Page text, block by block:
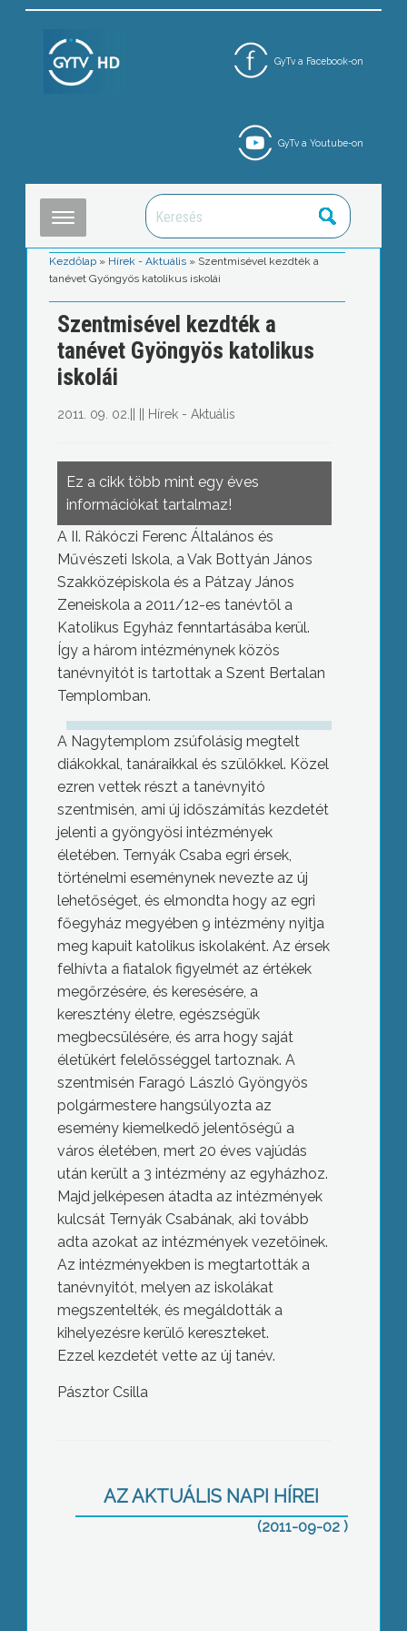
GyTv a Facebook-on
GyTv a Youtube-on
Kezdőlap » Hírek - Aktuális » Szentmisével kezdték a
tanévet Gyöngyös katolikus iskolái
Szentmisével kezdték a
tanévet Gyöngyös katolikus
iskolái
2011. 09. 02. Hírek - Aktuális
Ez a cikk több mint egy éves
információkat tartalmaz!
A II. Rákóczi Ferenc Általános és
Művészeti Iskola, a Vak Bottyán János
Szakközépiskola és a Pátzay János
Zeneiskola a 2011/12-es tanévtől a
Katolikus Egyház fenntartásába kerül.
Így a három intézménynek közös
tanévnyitót is tartottak a Szent Bertalan
Templomban.
A Nagytemplom zsúfolásig megtelt
diákokkal, tanáraikkal és szülőkkel. Közel
ezren vettek részt a tanévnyitó
szentmisén, ami új időszámítás kezdetét
jelenti a gyöngyösi intézmények
életében. Ternyák Csaba egri érsek,
történelmi eseménynek nevezte az új
lehetőséget, és elmondta hogy az egri
főegyház megyében 9 intézmény nyitja
meg kapuit katolikus iskolaként. Az érsek
felhívta a fiatalok figyelmét az értékek
megőrzésére, és keresésére, a
keresztény életre, egészségük
megbecsülésére, és arra hogy saját
életükért felelősséggel tartoznak. A
szentmisén Faragó László Gyöngyös
polgármestere hangsúlyozta az
esemény kiemelkedő jelentőségű a
város életében, mert 20 éves vajúdás
után került a 3 intézmény az egyházhoz.
Majd jelképesen átadta az intézmények
kulcsát Ternyák Csabának, aki tovább
adta azokat az intézmények vezetőinek.
Az intézményekben is megtartották a
tanévnyitót, melyen az iskolákat
megszentelték, és megáldották a
kihelyezésre kerülő kereszteket.
Ezzel kezdetét vette az új tanév.
Pásztor Csilla
AZ AKTUÁLIS NAPI HÍREI
(2011-09-02 )